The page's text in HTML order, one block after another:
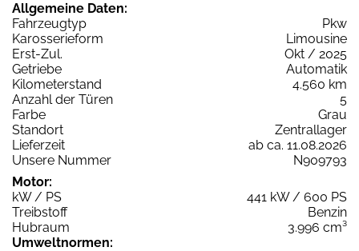
Allgemeine Daten:
Fahrzeugtyp
Pkw
Karosserieform
Limousine
Erst-Zul.
Okt / 2025
Getriebe
Automatik
Kilometerstand
4.560 km
Anzahl der Türen
5
Farbe
Grau
Standort
Zentrallager
Lieferzeit
ab ca. 11.08.2026
Unsere Nummer
N909793
Motor:
kW / PS
441 kW / 600 PS
Treibstoff
Benzin
Hubraum
3.996 cm³
Umweltnormen: